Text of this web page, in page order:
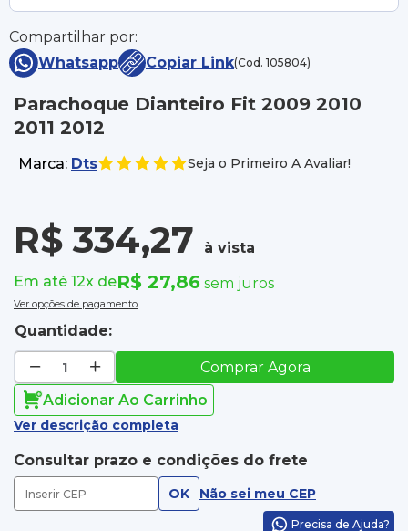
Compartilhar por:
Whatsapp
Copiar Link(Cod. 105804)
Parachoque Dianteiro Fit 2009 2010
2011 2012
Marca: Dts Seja o Primeiro A Avaliar!
R$ 334,27
à vista
Em até 12x deR$ 27,86 sem juros
Ver opções de pagamento
Quantidade:
Comprar Agora
Adicionar Ao Carrinho
Ver descrição completa
Consultar prazo e condições do frete
OK Não sei meu CEP
Precisa de Ajuda?